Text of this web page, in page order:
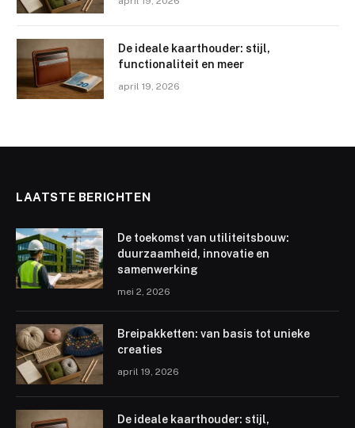
De ideale kaarthouder: stijl,
functionaliteit en meer
april 19, 2026
LAATSTE BERICHTEN
De toekomst van utiliteitsbouw:
duurzaamheid, innovatie en
samenwerking
mei 2, 2026
Breipakketten: van basis tot unieke
creaties
april 19, 2026
De ideale kaarthouder: stijl,